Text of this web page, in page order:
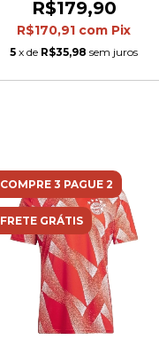
R$179,90
R$170,91 com Pix
5 x de R$35,98 sem juros
COMPRE 3 PAGUE 2
FRETE GRÁTIS